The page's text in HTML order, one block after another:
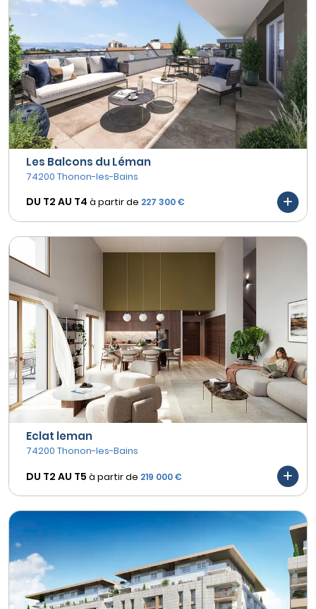
Les Balcons du Léman
74200 Thonon-les-Bains
DU T2 AU T4 à partir de 227 300 €
Eclat leman
74200 Thonon-les-Bains
DU T2 AU T5 à partir de 219 000 €